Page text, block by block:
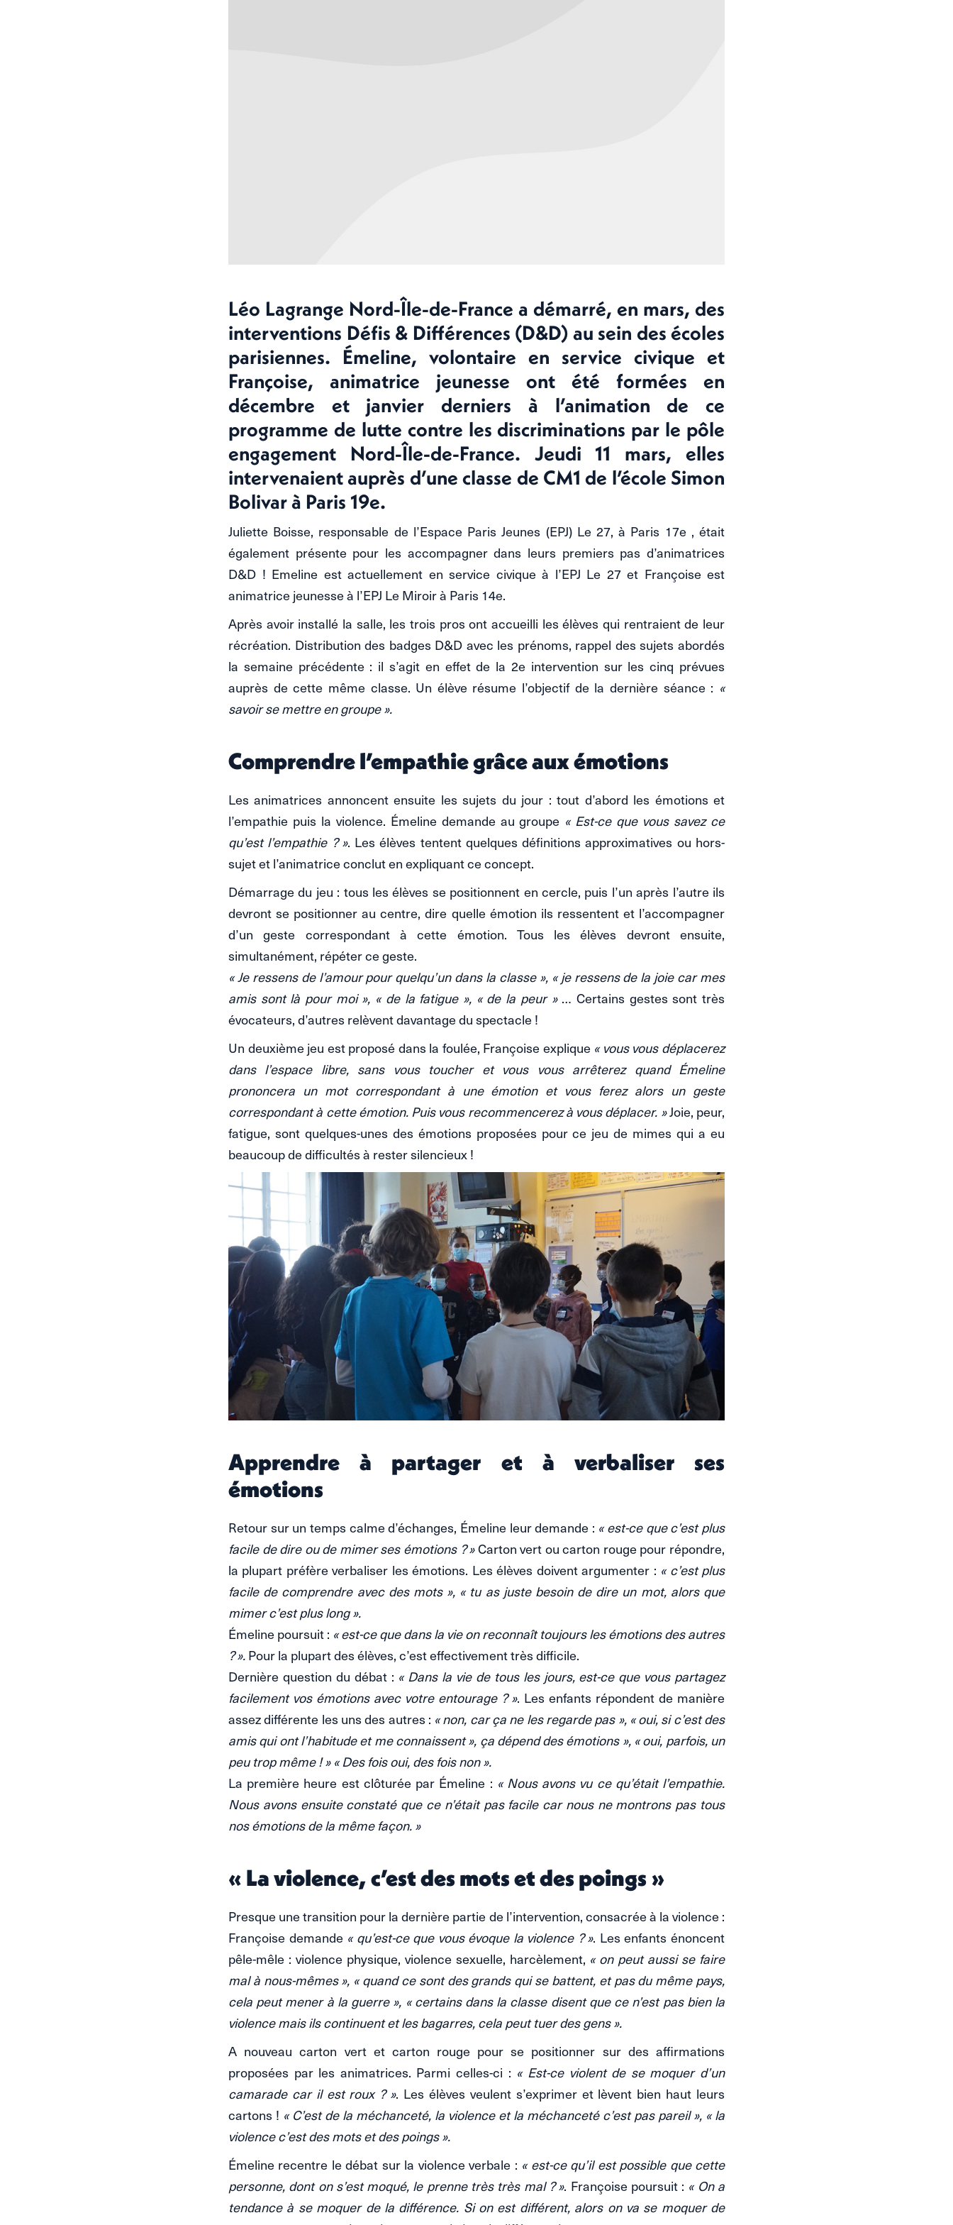
Léo Lagrange Nord-Île-de-France a démarré, en mars, des
interventions Défis & Différences (D&D) au sein des écoles
parisiennes. Émeline, volontaire en service civique et
Françoise, animatrice jeunesse ont été formées en
décembre et janvier derniers à l’animation de ce
programme de lutte contre les discriminations par le pôle
engagement Nord-Île-de-France. Jeudi 11 mars, elles
intervenaient auprès d’une classe de CM1 de l’école Simon
Bolivar à Paris 19e.
Juliette Boisse, responsable de l’Espace Paris Jeunes (EPJ) Le 27, à Paris 17e , était
également présente pour les accompagner dans leurs premiers pas d’animatrices
D&D ! Emeline est actuellement en service civique à l’EPJ Le 27 et Françoise est
animatrice jeunesse à l’EPJ Le Miroir à Paris 14e.
Après avoir installé la salle, les trois pros ont accueilli les élèves qui rentraient de leur
récréation. Distribution des badges D&D avec les prénoms, rappel des sujets abordés
la semaine précédente : il s’agit en effet de la 2e intervention sur les cinq prévues
auprès de cette même classe. Un élève résume l’objectif de la dernière séance : «
savoir se mettre en groupe ».
Comprendre l’empathie grâce aux émotions
Les animatrices annoncent ensuite les sujets du jour : tout d’abord les émotions et
l’empathie puis la violence. Émeline demande au groupe « Est-ce que vous savez ce
qu’est l’empathie ? ». Les élèves tentent quelques définitions approximatives ou hors-
sujet et l’animatrice conclut en expliquant ce concept.
Démarrage du jeu : tous les élèves se positionnent en cercle, puis l’un après l’autre ils
devront se positionner au centre, dire quelle émotion ils ressentent et l’accompagner
d’un geste correspondant à cette émotion. Tous les élèves devront ensuite,
simultanément, répéter ce geste.
« Je ressens de l’amour pour quelqu’un dans la classe », « je ressens de la joie car mes
amis sont là pour moi », « de la fatigue », « de la peur »… Certains gestes sont très
évocateurs, d’autres relèvent davantage du spectacle !
Un deuxième jeu est proposé dans la foulée, Françoise explique« vous vous déplacerez
dans l’espace libre, sans vous toucher et vous vous arrêterez quand Émeline
prononcera un mot correspondant à une émotion et vous ferez alors un geste
correspondant à cette émotion. Puis vous recommencerez à vous déplacer. »Joie, peur,
fatigue, sont quelques-unes des émotions proposées pour ce jeu de mimes qui a eu
beaucoup de difficultés à rester silencieux !
Apprendre à partager et à verbaliser ses
émotions
Retour sur un temps calme d’échanges, Émeline leur demande : « est-ce que c’est plus
facile de dire ou de mimer ses émotions ? »Carton vert ou carton rouge pour répondre,
la plupart préfère verbaliser les émotions. Les élèves doivent argumenter : « c’est plus
facile de comprendre avec des mots », « tu as juste besoin de dire un mot, alors que
mimer c’est plus long ».
Émeline poursuit : « est-ce que dans la vie on reconnaît toujours les émotions des autres
? ».Pour la plupart des élèves, c’est effectivement très difficile.
Dernière question du débat : « Dans la vie de tous les jours, est-ce que vous partagez
facilement vos émotions avec votre entourage ? ». Les enfants répondent de manière
assez différente les uns des autres : « non, car ça ne les regarde pas », « oui, si c’est des
amis qui ont l’habitude et me connaissent », ça dépend des émotions », « oui, parfois, un
peu trop même ! » « Des fois oui, des fois non ».
La première heure est clôturée par Émeline : « Nous avons vu ce qu’était l’empathie.
Nous avons ensuite constaté que ce n’était pas facile car nous ne montrons pas tous
nos émotions de la même façon. »
« La violence, c’est des mots et des poings »
Presque une transition pour la dernière partie de l’intervention, consacrée à la violence :
Françoise demande « qu’est-ce que vous évoque la violence ? ». Les enfants énoncent
pêle-mêle : violence physique, violence sexuelle, harcèlement, « on peut aussi se faire
mal à nous-mêmes », « quand ce sont des grands qui se battent, et pas du même pays,
cela peut mener à la guerre », « certains dans la classe disent que ce n’est pas bien la
violence mais ils continuent et les bagarres, cela peut tuer des gens ».
A nouveau carton vert et carton rouge pour se positionner sur des affirmations
proposées par les animatrices. Parmi celles-ci : « Est-ce violent de se moquer d’un
camarade car il est roux ? ». Les élèves veulent s’exprimer et lèvent bien haut leurs
cartons ! « C’est de la méchanceté, la violence et la méchanceté c’est pas pareil », « la
violence c’est des mots et des poings ».
Émeline recentre le débat sur la violence verbale : « est-ce qu’il est possible que cette
personne, dont on s’est moqué, le prenne très très mal ? ». Françoise poursuit : « On a
tendance à se moquer de la différence. Si on est différent, alors on va se moquer de